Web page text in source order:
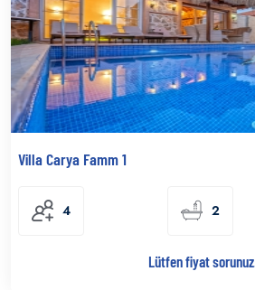
Villa Carya Famm 1
4 2
Lütfen fiyat sorunuz.